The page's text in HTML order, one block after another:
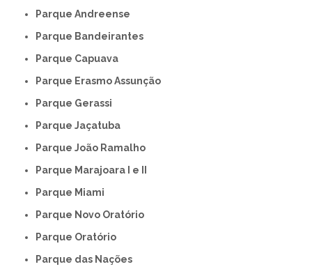
Parque Andreense
Parque Bandeirantes
Parque Capuava
Parque Erasmo Assunção
Parque Gerassi
Parque Jaçatuba
Parque João Ramalho
Parque Marajoara I e II
Parque Miami
Parque Novo Oratório
Parque Oratório
Parque das Nações